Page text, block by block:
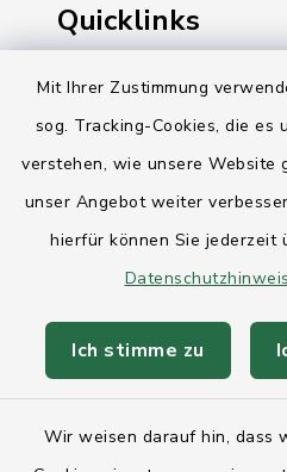
Mit Ihrer Zustimmung
sog. Tracking-Cookies, die es
verstehen, wie unsere Website
unser Angebot weiter
hierfür können Sie jederzeit
Ich stimme zu
Wir weisen darauf hin, dass
Quicklinks
Ihre Behördennummer
Landesregierung
AktivRegion